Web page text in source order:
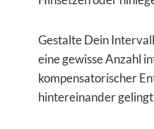
Gestalte Dein
eine gewisse Anzahl
kompensatorischer
hintereinander